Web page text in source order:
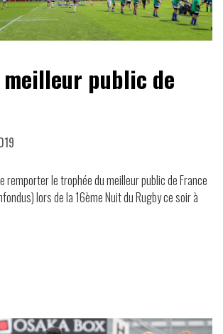
public de
remporter le trophée du meilleur public de France
lors de la 16ème Nuit du Rugby ce soir à